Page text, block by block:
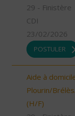
29 - Finistère
CDI
23/02/2026
POSTULER
Aide à
Plourin/
(H/F)